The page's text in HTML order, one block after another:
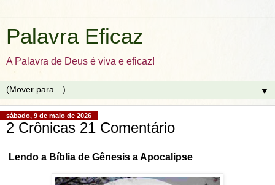
Palavra Eficaz
A Palavra de Deus é viva e eficaz!
▼
sábado, 9 de maio de 2026
2 Crônicas 21 Comentário
Lendo a Bíblia de Gênesis a Apocalipse